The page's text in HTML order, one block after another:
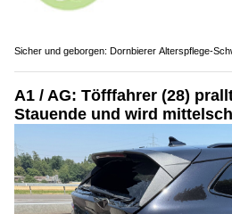
Sicher und geborgen: Dornbierer Alterspflege-
A1 / AG: Töfffahrer (28)
Stauende und wird